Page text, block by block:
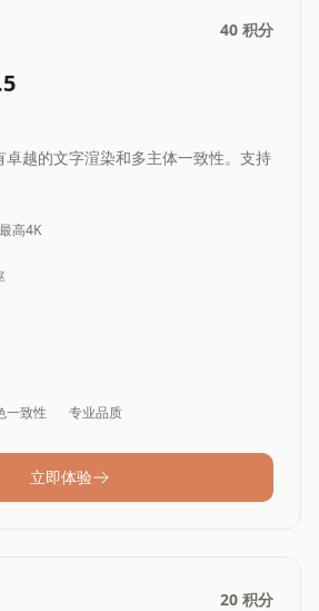
40 积分
卓越的文字渲染和多主体一致性。支持
最高4K
一致性 专业品质
立即体验
20 积分